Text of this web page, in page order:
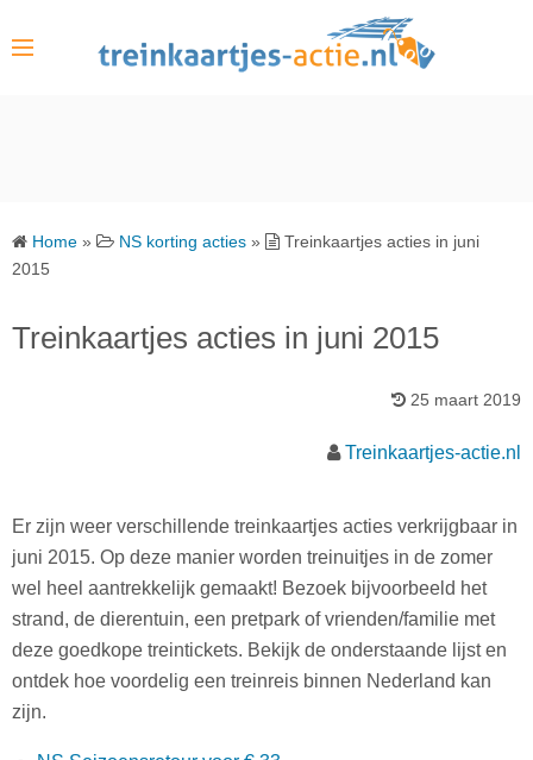
Home » NS korting acties »
Treinkaartjes acties in juni
2015
Treinkaartjes acties in juni 2015
25 maart 2019
Treinkaartjes-actie.nl
Er zijn weer verschillende treinkaartjes acties verkrijgbaar in
juni 2015. Op deze manier worden treinuitjes in de zomer
wel heel aantrekkelijk gemaakt! Bezoek bijvoorbeeld het
strand, de dierentuin, een pretpark of vrienden/familie met
deze goedkope treintickets. Bekijk de onderstaande lijst en
ontdek hoe voordelig een treinreis binnen Nederland kan
zijn.